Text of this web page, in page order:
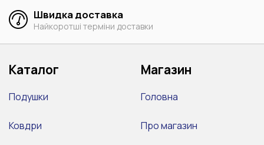
Швидка доставка
Найкоротші терміни доставки
Каталог
Подушки
Ковдри
Магазин
Головна
Про магазин